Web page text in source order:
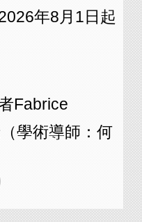
年8月1日起
Fabrice
學術導師：何